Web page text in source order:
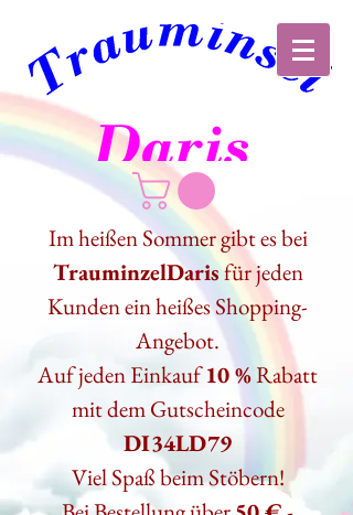
Im heißen Sommer gibt es bei
TrauminzelDarisfür jeden
Kunden ein heißes Shopping-
Angebot.
Auf jeden Einkauf10 %Rabatt
mit dem Gutscheincode
DI34LD79
Viel Spaß beim Stöbern!